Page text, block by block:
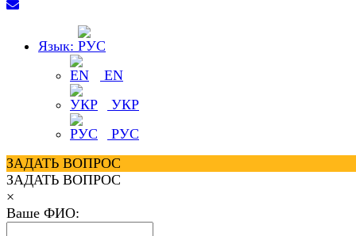
Язык:
EN
УКР
РУС
ЗАДАТЬ ВОПРОС
ЗАДАТЬ ВОПРОС
×
Ваше ФИО: